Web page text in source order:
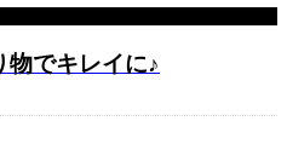
物でキレイに♪